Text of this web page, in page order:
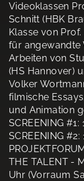
Videoklassen
Schnitt (HBK
Klasse von
für angewandte
Arbeiten von
(HS Hannover)
Volker
filmische
und Animation
SCREENING #1:
SCREENING
THE TALENT -
Uhr (Vorraum